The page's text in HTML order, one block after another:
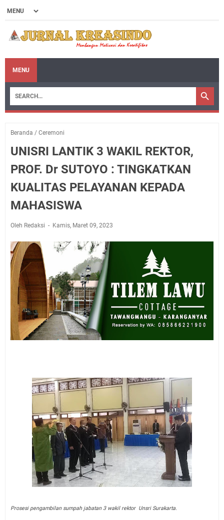
MENU
Beranda / Ceremoni
UNISRI LANTIK 3 WAKIL REKTOR,
PROF. Dr SUTOYO : TINGKATKAN
KUALITAS PELAYANAN KEPADA
MAHASISWA
Oleh Redaksi Kamis, Maret 09, 2023
Prosesi pengambilan sumpah jabatan 3 wakil rektor Unsri Surakarta.